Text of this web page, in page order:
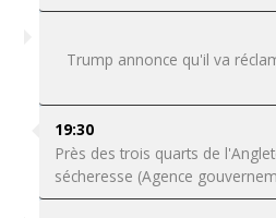
Trump annonce qu'il va
19:30
Près des trois quarts de
sécheresse (Agence